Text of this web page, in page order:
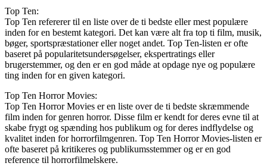
Top Ten:
Top Ten refererer til en liste over de ti bedste eller mest populære
inden for en bestemt kategori. Det kan være alt fra top ti film, musik,
bøger, sportspræstationer eller noget andet. Top Ten-listen er ofte
baseret på popularitetsundersøgelser, ekspertratings eller
brugerstemmer, og den er en god måde at opdage nye og populære
ting inden for en given kategori.
Top Ten Horror Movies:
Top Ten Horror Movies er en liste over de ti bedste skræmmende
film inden for genren horror. Disse film er kendt for deres evne til at
skabe frygt og spænding hos publikum og for deres indflydelse og
kvalitet inden for horrorfilmgenren. Top Ten Horror Movies-listen er
ofte baseret på kritikeres og publikumsstemmer og er en god
reference til horrorfilmelskere.